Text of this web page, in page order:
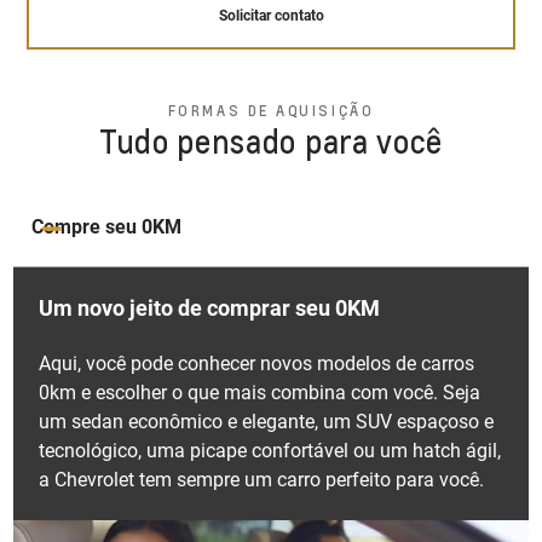
para enfrentar qualquer tipo
de terreno
Bancos ajustáveis e com
densidade variável
Isolamento acústico
reforçado
Ao identificar desvios, além de alertar o motorista,
Alerta de tráfego cruzado
traseiro
tecnologia alerta o motorista sempre que detectar
Solicitar contato
exclusividade, um interior com novos tapetes de visual
marcantes, e uma traseira repleta de inovações.
Solicitar contato
Solicitar contato
FORMAS DE AQUISIÇÃO
Tudo pensado para você
Compre seu 0KM
Um novo jeito de comprar seu 0KM
Aqui, você pode conhecer novos modelos de carros
0km e escolher o que mais combina com você. Seja
um sedan econômico e elegante, um SUV espaçoso e
tecnológico, uma picape confortável ou um hatch ágil,
a Chevrolet tem sempre um carro perfeito para você.